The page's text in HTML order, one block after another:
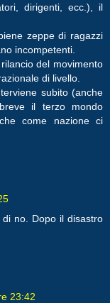
dirigenti, ecc.), il
zeppe di ragazzi
incompetenti.
del movimento
di livello.
subito (anche
il terzo mondo
come nazione ci
no. Dopo il disastro
23:42